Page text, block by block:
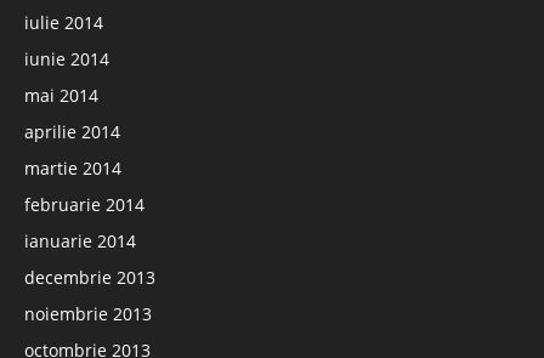
iulie 2014
iunie 2014
mai 2014
aprilie 2014
martie 2014
februarie 2014
ianuarie 2014
decembrie 2013
noiembrie 2013
octombrie 2013